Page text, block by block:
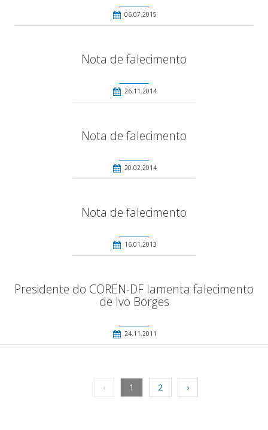
06.07.2015
Nota de falecimento
26.11.2014
Nota de falecimento
20.02.2014
Nota de falecimento
16.01.2013
Presidente do COREN-DF lamenta falecimento
de Ivo Borges
24.11.2011
‹ 1 2 ›